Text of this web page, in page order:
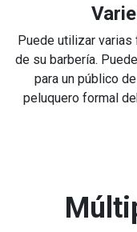
Puede utilizar
de su barbería.
para un público
peluquero formal